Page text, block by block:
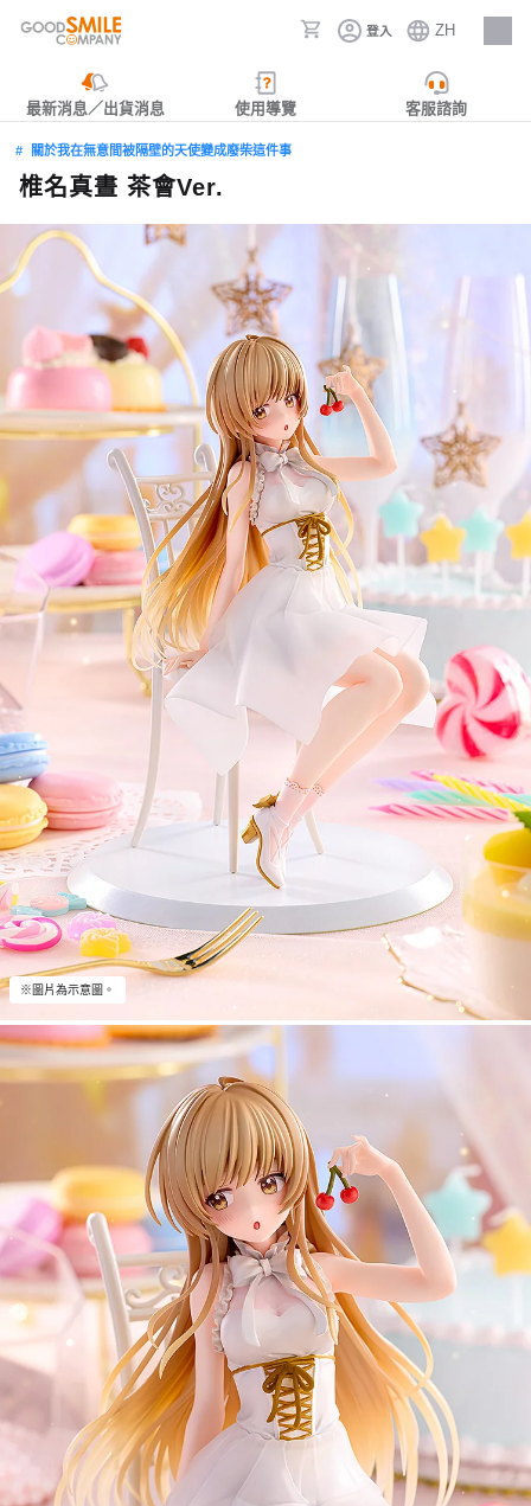
登入 ZH
人才招募
最新消息／出貨消息 使用導覽 客服諮詢
關於我在無意間被隔壁的天使變成廢柴這件事
椎名真晝 茶會Ver.
※圖片為示意圖。